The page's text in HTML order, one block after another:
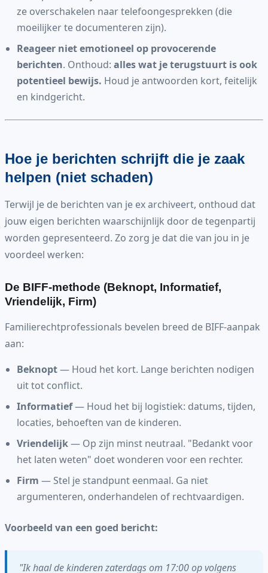
ze overschakelen naar telefoongesprekken (die
moeilijker te documenteren zijn).
Reageer niet emotioneel op provocerende
berichten. Onthoud: alles wat je terugstuurt is ook
potentieel bewijs. Houd je antwoorden kort, feitelijk
en kindgericht.
Hoe je berichten schrijft die je zaak
helpen (niet schaden)
Terwijl je de berichten van je ex archiveert, onthoud dat
jouw eigen berichten waarschijnlijk door de tegenpartij
worden gepresenteerd. Zo zorg je dat die van jou in je
voordeel werken:
De BIFF-methode (Beknopt, Informatief,
Vriendelijk, Firm)
Familierechtprofessionals bevelen breed de BIFF-aanpak
aan:
Beknopt— Houd het kort. Lange berichten nodigen
uit tot conflict.
Informatief— Houd het bij logistiek: datums, tijden,
locaties, behoeften van de kinderen.
Vriendelijk— Op zijn minst neutraal. "Bedankt voor
het laten weten" doet wonderen voor een rechter.
Firm — Stel je standpunt eenmaal. Ga niet
argumenteren, onderhandelen of rechtvaardigen.
Voorbeeld van een goed bericht:
"Ik haal de kinderen zaterdags om 17:00 op volgens